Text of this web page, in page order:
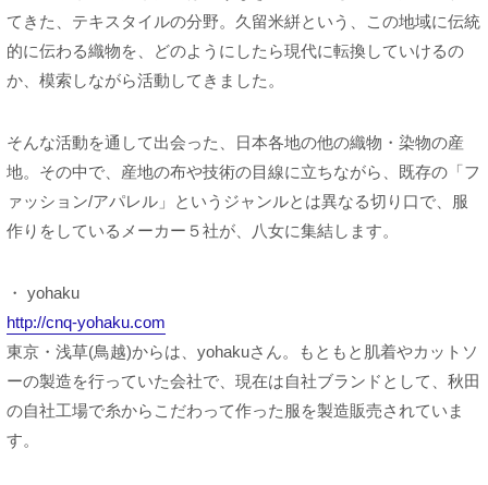
てきた、テキスタイルの分野。久留米絣という、この地域に伝統
的に伝わる織物を、どのようにしたら現代に転換していけるの
か、模索しながら活動してきました。
そんな活動を通して出会った、日本各地の他の織物・染物の産
地。その中で、産地の布や技術の目線に立ちながら、既存の「フ
ァッション/アパレル」というジャンルとは異なる切り口で、服
作りをしているメーカー５社が、八女に集結します。
・ yohaku
http://cnq-yohaku.com
東京・浅草(鳥越)からは、yohakuさん。もともと肌着やカットソ
ーの製造を行っていた会社で、現在は自社ブランドとして、秋田
の自社工場で糸からこだわって作った服を製造販売されていま
す。